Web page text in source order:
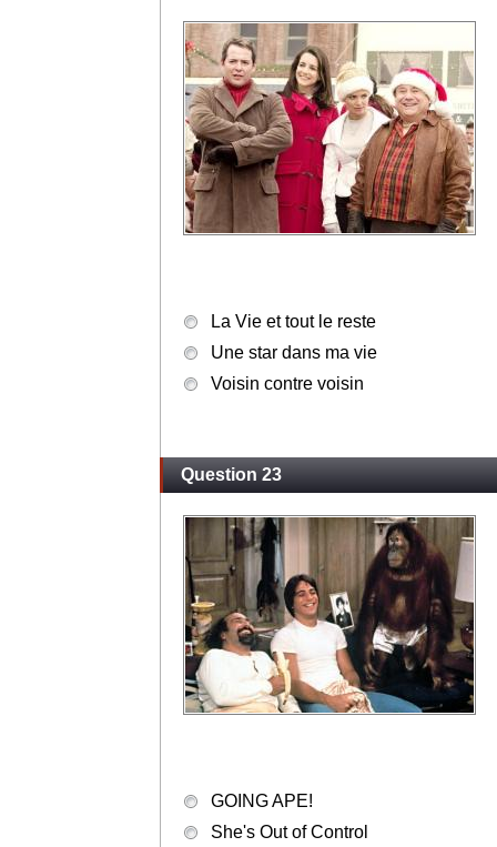
La Vie et tout le reste
Une star dans ma vie
Voisin contre voisin
Question 23
GOING APE!
She's Out of Control